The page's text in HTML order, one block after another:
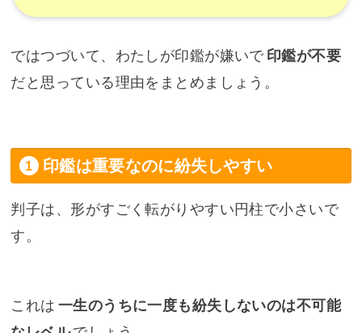
ではつづいて、わたしが印鑑が嫌いで 印鑑が不要
だと思っている理由をまとめましょう。
印鑑は重要なのに紛失しやすい
判子は、形がすごく転がりやすい円柱で小さいで
す。
これは 一生のうちに一度も紛失しないのは不可能